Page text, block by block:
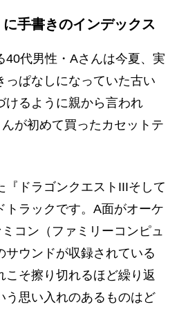
に手書きのインデックス
代男性・Aさんは今夏、実
っぱなしになっていた古い
けるように親から言われ
が初めて買ったカセットテ
『ドラゴンクエストIIIそして
ラックです。A面がオーケ
コン（ファミリーコンピュ
サウンドが収録されている
こそ擦り切れるほど繰り返
う思い入れのあるものはど